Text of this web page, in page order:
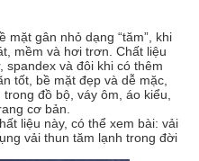
mặt gân nhỏ dạng “tăm”, khi
mềm và hơi trơn. Chất liệu
và đôi khi có thêm
tốt, bề mặt đẹp và dễ mặc,
đồ bộ, váy ôm, áo kiểu,
cơ bản.
liệu này, có thể xem bài:vải
vải thun tăm lạnh trong đời